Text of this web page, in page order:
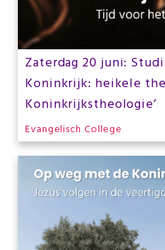
Zaterdag 20 juni:
Koninkrijk: heikele
Koninkrijkstheologie’
Evangelisch College